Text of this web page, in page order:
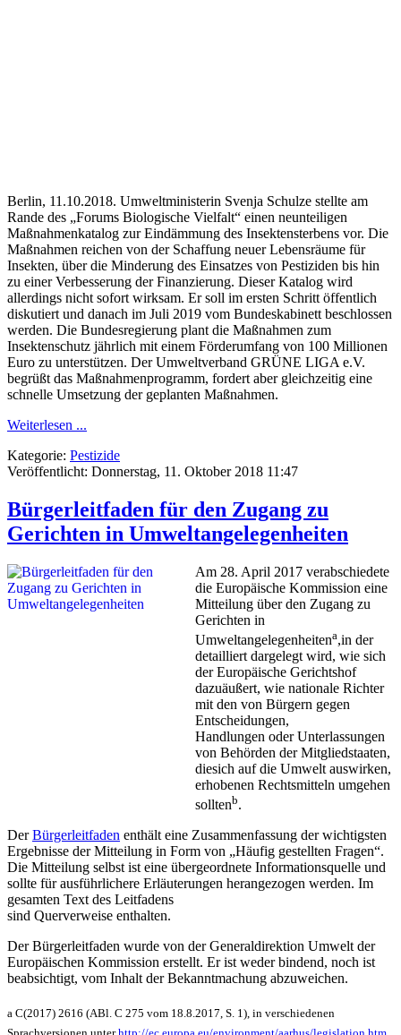
Berlin, 11.10.2018. Umweltministerin Svenja Schulze stellte am
Rande des „Forums Biologische Vielfalt“ einen neunteiligen
Maßnahmenkatalog zur Eindämmung des Insektensterbens vor. Die
Maßnahmen reichen von der Schaffung neuer Lebensräume für
Insekten, über die Minderung des Einsatzes von Pestiziden bis hin
zu einer Verbesserung der Finanzierung. Dieser Katalog wird
allerdings nicht sofort wirksam. Er soll im ersten Schritt öffentlich
diskutiert und danach im Juli 2019 vom Bundeskabinett beschlossen
werden. Die Bundesregierung plant die Maßnahmen zum
Insektenschutz jährlich mit einem Förderumfang von 100 Millionen
Euro zu unterstützen. Der Umweltverband GRÜNE LIGA e.V.
begrüßt das Maßnahmenprogramm, fordert aber gleichzeitig eine
schnelle Umsetzung der geplanten Maßnahmen.
Weiterlesen ...
Kategorie: Pestizide
Veröffentlicht: Donnerstag, 11. Oktober 2018 11:47
Bürgerleitfaden für den Zugang zu
Gerichten in Umweltangelegenheiten
Am 28. April 2017 verabschiedete
die Europäische Kommission eine
Mitteilung über den Zugang zu
Gerichten in
Umweltangelegenheitena,in der
detailliert dargelegt wird, wie sich
der Europäische Gerichtshof
dazuäußert, wie nationale Richter
mit den von Bürgern gegen
Entscheidungen,
Handlungen oder Unterlassungen
von Behörden der Mitgliedstaaten,
diesich auf die Umwelt auswirken,
erhobenen Rechtsmitteln umgehen
solltenb.
DerBürgerleitfaden enthält eine Zusammenfassung der wichtigsten
Ergebnisse der Mitteilung in Form von „Häufig gestellten Fragen“.
Die Mitteilung selbst ist eine übergeordnete Informationsquelle und
sollte für ausführlichere Erläuterungen herangezogen werden. Im
gesamten Text des Leitfadens
sind Querverweise enthalten.
Der Bürgerleitfaden wurde von der Generaldirektion Umwelt der
Europäischen Kommission erstellt. Er ist weder bindend, noch ist
beabsichtigt, vom Inhalt der Bekanntmachung abzuweichen.
a C(2017) 2616 (ABl. C 275 vom 18.8.2017, S. 1), in verschiedenen